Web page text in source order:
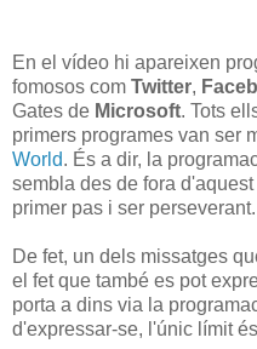
En el vídeo hi apareixen
fomosos com Twitter,
Gates de Microsoft. Tots
primers programes van ser
World. És a dir, la
sembla des de fora
primer pas i ser perseverant.
De fet, un dels missatges
el fet que també es pot
porta a dins via la
d'expressar-se, l'únic límit